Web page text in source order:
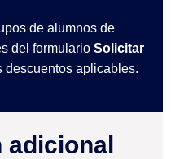
de alumnos de
del formulario Solicitar
descuentos aplicables.
adicional